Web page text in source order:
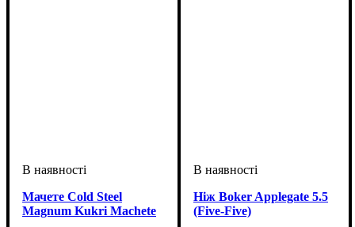
Мачете Cold Steel
Magnum Kukri Machete
Ніж Boker Applegate 5.5
(Five-Five)